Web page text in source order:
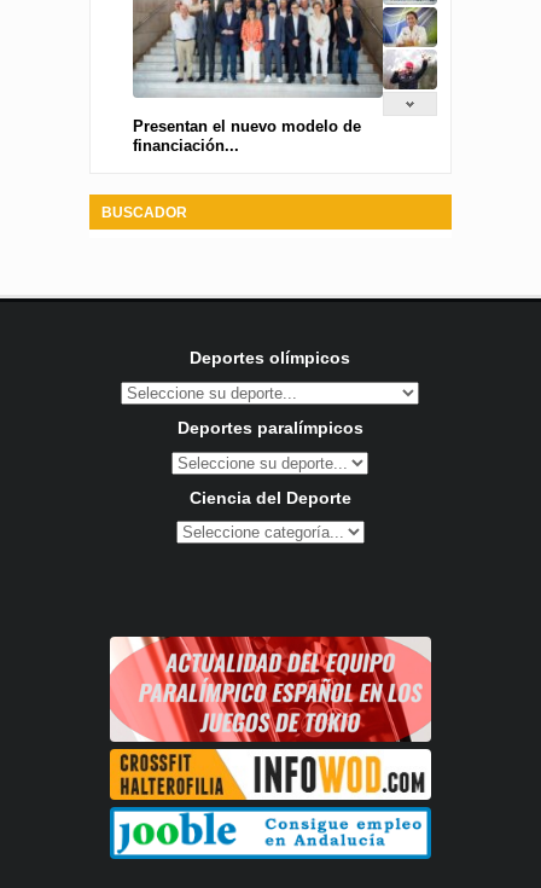
Presentan el nuevo modelo de
financiación...
BUSCADOR
Deportes olímpicos
Deportes paralímpicos
Ciencia del Deporte